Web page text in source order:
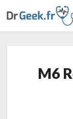
M6